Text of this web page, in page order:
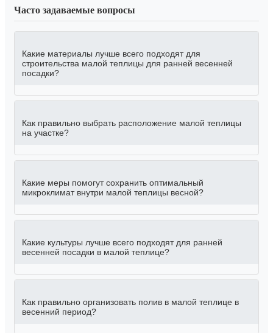
Часто задаваемые вопросы
Какие материалы лучше всего подходят для
строительства малой теплицы для ранней весенней
посадки?
Как правильно выбрать расположение малой теплицы
на участке?
Какие меры помогут сохранить оптимальный
микроклимат внутри малой теплицы весной?
Какие культуры лучше всего подходят для ранней
весенней посадки в малой теплице?
Как правильно организовать полив в малой теплице в
весенний период?